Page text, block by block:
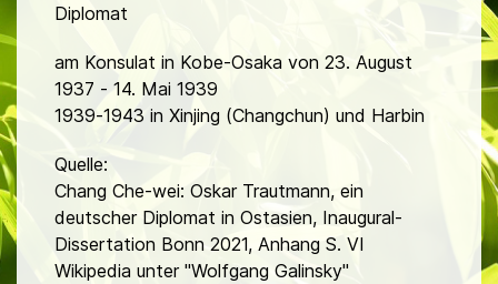
Diplomat
am Konsulat in Kobe-Osaka von 23. August
1937 - 14. Mai 1939
1939-1943 in Xinjing (Changchun) und Harbin
Quelle:
Chang Che-wei: Oskar Trautmann, ein
deutscher Diplomat in Ostasien, Inaugural-
Dissertation Bonn 2021, Anhang S. VI
Wikipedia unter "Wolfgang Galinsky"